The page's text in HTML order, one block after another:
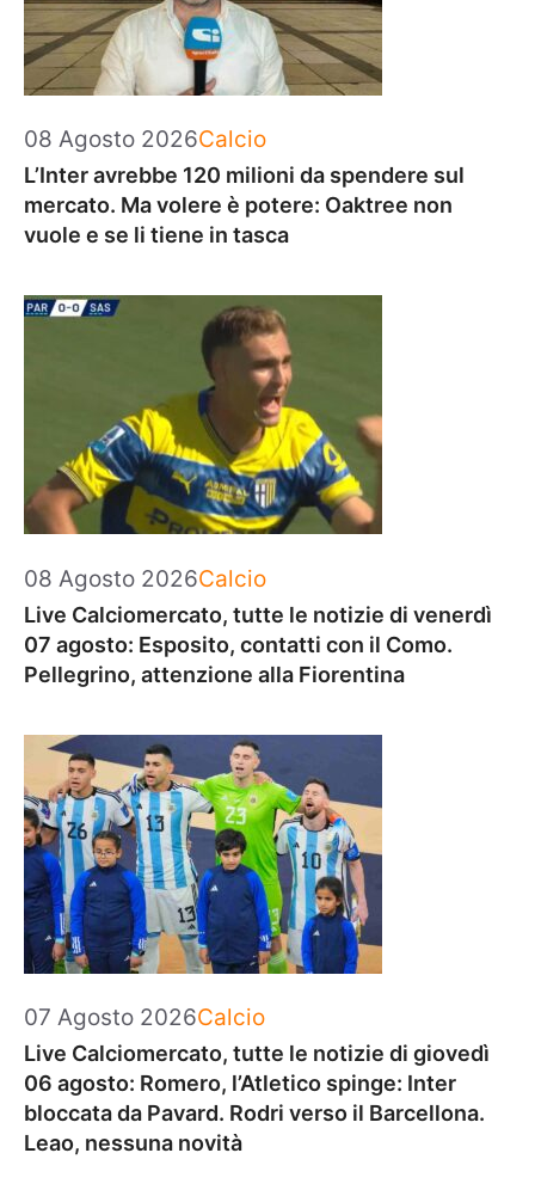
08 Agosto 2026Categorie
Calcio
L’Inter avrebbe 120 milioni da spendere sul
mercato. Ma volere è potere: Oaktree non
vuole e se li tiene in tasca
08 Agosto 2026Categorie
Calcio
Live Calciomercato, tutte le notizie di venerdì
07 agosto: Esposito, contatti con il Como.
Pellegrino, attenzione alla Fiorentina
07 Agosto 2026Categorie
Calcio
Live Calciomercato, tutte le notizie di giovedì
06 agosto: Romero, l’Atletico spinge: Inter
bloccata da Pavard. Rodri verso il Barcellona.
Leao, nessuna novità